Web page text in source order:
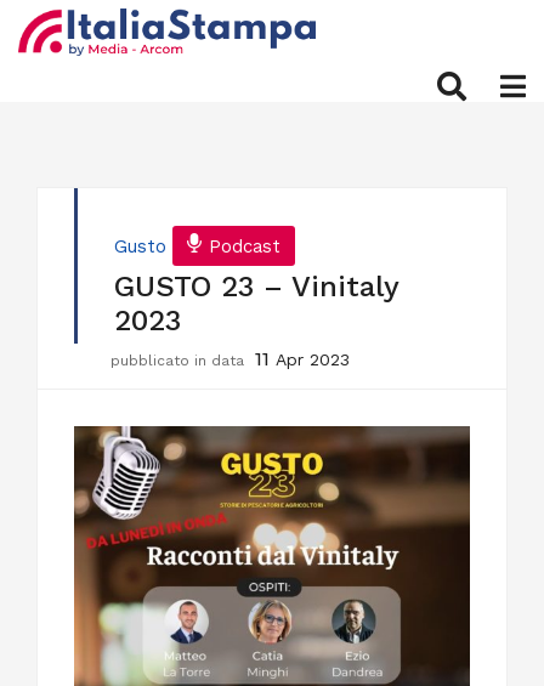
Gusto Podcast
GUSTO 23 – Vinitaly
2023
pubblicato in data 11 Apr 2023